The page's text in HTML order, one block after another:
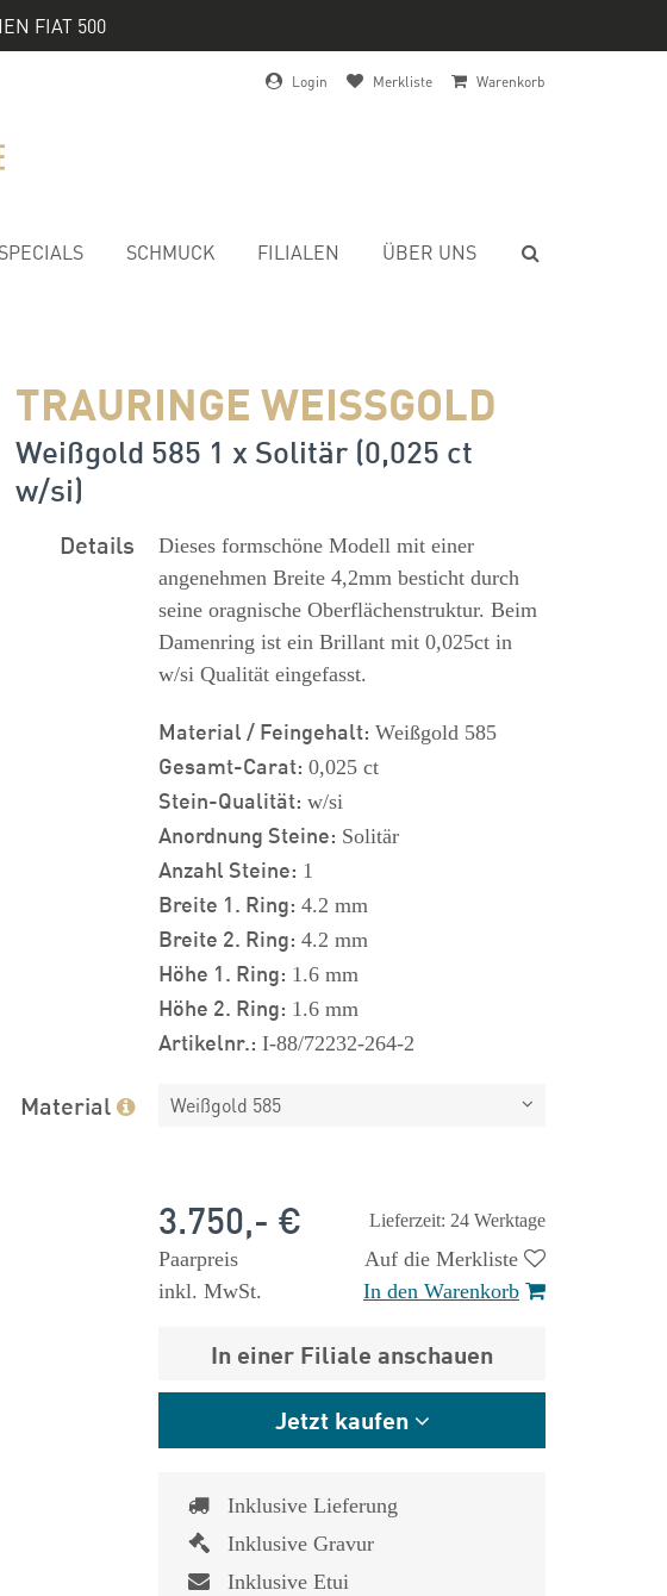
FIAT 500
Login Merkliste Warenkorb
SPECIALS SCHMUCK FILIALEN ÜBER UNS
TRAURINGE WEISSGOLD
Weißgold 585 1 x Solitär (0,025 ct
w/si)
Details
Dieses formschöne Modell mit einer
angenehmen Breite 4,2mm besticht durch
seine oragnische Oberflächenstruktur. Beim
Damenring ist ein Brillant mit 0,025ct in
w/si Qualität eingefasst.
Material / Feingehalt: Weißgold 585
Gesamt-Carat: 0,025 ct
Stein-Qualität: w/si
Anordnung Steine: Solitär
Anzahl Steine: 1
Breite 1. Ring: 4.2 mm
Breite 2. Ring: 4.2 mm
Höhe 1. Ring: 1.6 mm
Höhe 2. Ring: 1.6 mm
Artikelnr.: I-88/72232-264-2
Material Weißgold 585
Lieferzeit: 24 Werktage
3.750,- €
Paarpreis
inkl. MwSt.
Auf die Merkliste
In den Warenkorb
In einer Filiale anschauen
Jetzt kaufen
Inklusive Lieferung
Inklusive Gravur
Inklusive Etui